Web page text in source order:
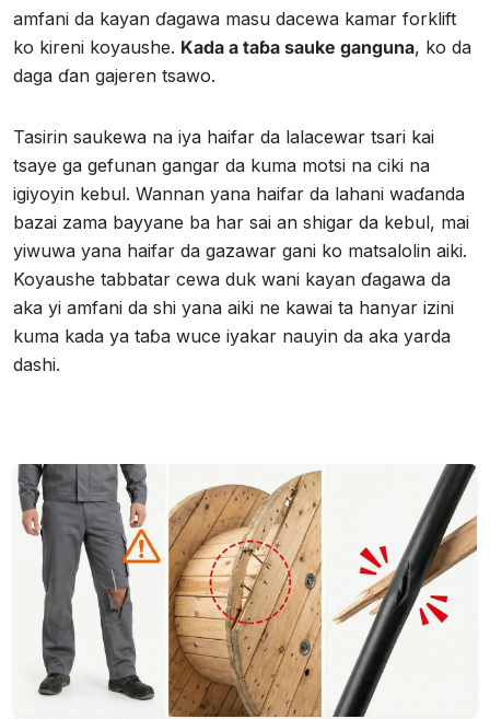
amfani da kayan ɗagawa masu dacewa kamar forklift
ko kireni koyaushe. Kada a taɓa sauke ganguna, ko da
daga ɗan gajeren tsawo.
Tasirin saukewa na iya haifar da lalacewar tsari kai
tsaye ga gefunan gangar da kuma motsi na ciki na
igiyoyin kebul. Wannan yana haifar da lahani waɗanda
bazai zama bayyane ba har sai an shigar da kebul, mai
yiwuwa yana haifar da gazawar gani ko matsalolin aiki.
Koyaushe tabbatar cewa duk wani kayan ɗagawa da
aka yi amfani da shi yana aiki ne kawai ta hanyar izini
kuma kada ya taɓa wuce iyakar nauyin da aka yarda
dashi.